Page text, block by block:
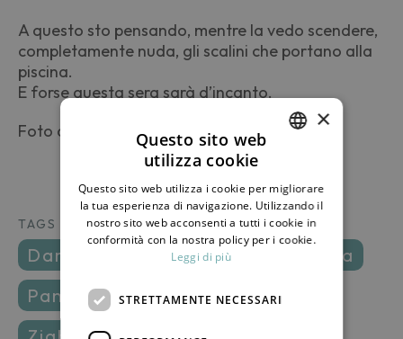
A questo sto pensando, mentre la vedo scendere,
completamente nuda, gli scalini che portano alla
piscina.
E forse questa sera sarà d’incanto.
Foto di Giovanni Matta
TAGS
dammusi ildammusogram
isola
pantelleria
relax
vacanze
ENGLISH
×
Questo sito web
utilizza cookie
Questo sito web utilizza i cookie per migliorare
la tua esperienza di navigazione. Utilizzando il
nostro sito web acconsenti a tutti i cookie in
conformità con la nostra policy per i cookie.
Leggi di più
STRETTAMENTE NECESSARI